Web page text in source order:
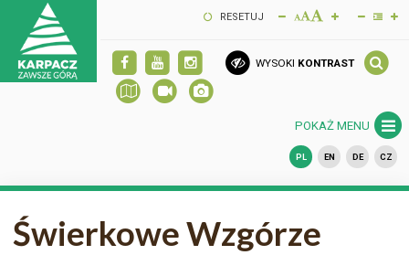
RESETUJ
WYSOKI KONTRAST
POKAŻ MENU
PL EN DE CZ
Świerkowe Wzgórze